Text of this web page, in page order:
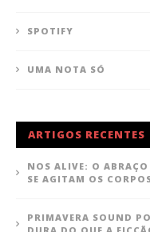
SPOTIFY
UMA NOTA SÓ
ARTIGOS RECENTES
NOS ALIVE: O
SE AGITAM OS
PRIMAVERA SOUND